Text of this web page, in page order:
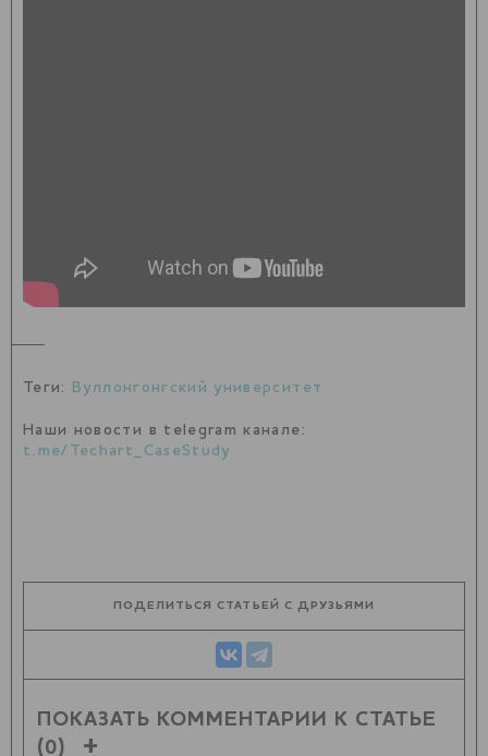
Теги: Вуллонгонгский университет
Наши новости в telegram канале:
t.me/Techart_CaseStudy
ПОДЕЛИТЬСЯ СТАТЬЕЙ С ДРУЗЬЯМИ
ПОКАЗАТЬ КОММЕНТАРИИ К СТАТЬЕ
(0)